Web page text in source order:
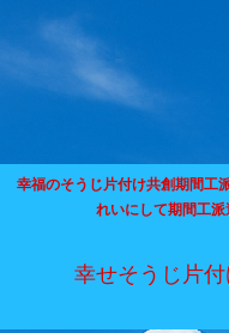
幸福のそうじ片付け共創期間工
れいにして期間工
幸せそうじ片